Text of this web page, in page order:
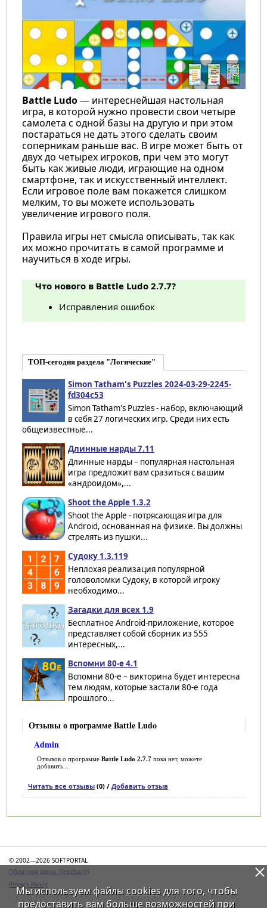
Battle Ludo— интереснейшая настольная
игра, в которой нужно провести свои четыре
самолета с одной базы на другую и при этом
постараться не дать этого сделать своим
соперникам раньше вас. В игре может быть от
двух до четырех игроков, при чем это могут
быть как живые люди, играющие на одном
смартфоне, так и искусственный интеллект.
Если игровое поле вам покажется слишком
мелким, то вы можете использовать
увеличение игрового поля.
Правила игры нет смысла описывать, так как
их можно прочитать в самой программе и
научиться в ходе игры.
Что нового в Battle Ludo 2.7.7?
Исправления ошибок
ТОП-сегодня раздела "Логические"
Simon Tatham's Puzzles 2024-03-29-2245-
fd304c53
Simon Tatham's Puzzles - набор, включающий
в себя 27 логических игр. Среди них есть
общеизвестные...
Длинные нарды 7.11
Длинные нарды – популярная настольная
игра предложит вам сразиться с вашим
«андроидом»,...
Shoot the Apple 1.3.2
Shoot the Apple - потрясающая игра для
Android, основанная на физике. Вы должны
стрелять из пушки...
Судоку 1.3.119
Неплохая реализация популярной
головоломки Судоку, в которой игроку
необходимо...
Загадки для всех 1.9
Бесплатное Android-приложение, которое
представляет собой сборник из 555
интересных,...
Вспомни 80-е 4.1
Вспомни 80-е – викторина будет интересна
тем людям, которые застали 80-е года
прошлого...
Отзывы о программе Battle Ludo
Admin
Отзывов о программе Battle Ludo 2.7.7пока нет, можете
добавить...
Читать все отзывы(0) / Добавить отзыв
© 2002—2026 SOFTPORTAL
Обратная связь (Feedback)
Privacy Policy
Мы используем файлы cookiesдля того, чтобы
предоставить вам больше возможностей при